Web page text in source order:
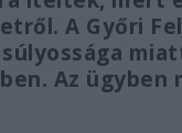
A Győri
Az